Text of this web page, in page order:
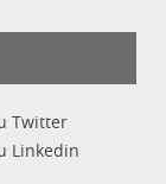
Twitter
Linkedin